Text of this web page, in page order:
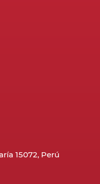
15072, Perú